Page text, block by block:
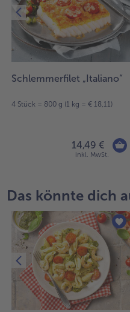
Schlemmerfilet „Italiano“
4 Stück = 800 g (1 kg = € 18,11)
14,49 €
inkl. MwSt.
Das könnte dich